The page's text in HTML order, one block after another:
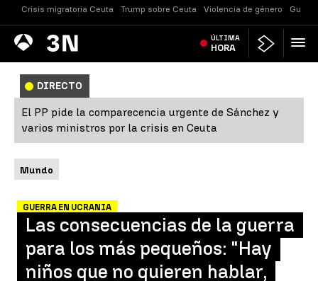
Crisis migratoria Ceuta Trump sobre Ceuta Violencia de género
Antena
3 Noticias ÚLTIMA
HORA
DIRECTO
El PP pide la comparecencia urgente de Sánchez y
varios ministros por la crisis en Ceuta
Mundo
GUERRA EN UCRANIA
Las consecuencias de la guerra
para los más pequeños: "Hay
niños que no quieren hablar,